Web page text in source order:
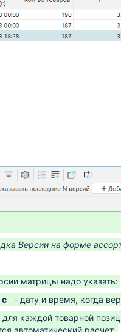
товарах в ПК СПТ
прослеживаемых товарах
Версии на форме
матрицы надо указать:
с
- дату и время, когда
для каждой товарной
автоматический расчет.